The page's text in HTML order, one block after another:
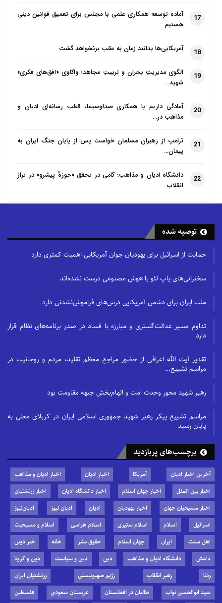
17
آماده توسعه همکاری علمی با مجلس برای تعمیق قوانین دینی
هستیم
18 آمریکایی‌ها بدانند زمان به عقب برنخواهد گشت
19
الگوی مدیریتِ بحران و تربیتِ مجاهد؛ واکاوی «افق‌های فکری»
شهید…
20
آمادگی داریم با همکاری صداوسیما، قطب رسانه‌ای ادیان و
مذاهب در…
21
ترامپ از رهبران مسلمان خواست پس از پایان جنگ ایران به
پیمان…
22
دانشگاه ادیان و مذاهب؛ گامی در تحقق «حوزهٔ پیشرو» در تراز
انقلاب
توصیه شده
حمایت از اسرائیل برای یهودیان جوان آمریکایی اهمیت کمتری دارد
سخنرانی‌های پاپ لئو با هوش مصنوعی درست نشده‌اند
ملت ایران برای دشمن آمریکایی درس‌های فراموش‌نشدنی دارد
تداوم مسیر عدالت‌گستری و مبارزه با فساد در صدر برنامه‌های نظام قرار
دارد
تقدیر آیت الله اعرافی از حضور مراجع معظم تقلید، مردم و روحانیت در
مراسم تشییع…
رهبر شهید محور وحدت امت و الهام‌بخش جبهه مقاومت بود
مراسم تشییع پیکر رهبر شهید جمهوری اسلامی ایران در کربلای معلی به
پایان رسید
برچسب‌های پربازدید
آخرین اخبار ادیان آمریکا اخبار ادیان
اخبار ادیان و مذاهب
اخبار بین الملل
اخبار جهان اسلام اخبار دانشگاه ادیان
اخبار زرتشتیان
اخبار مسیحیان جهان
اخبار یهودیان ادیان ادیان نیوز
ادیان‌نیوز
اسرائیل
اسلام اسلام ستیزی اسلام هراسی
اسلام و مسیحیت
اهل سنت
ایران جهان اسلام حقوق بشر خانه
خبر دینی
داعش
دانشگاه ادیان و مذاهب دین دین و سیاست
دین و کرونا
ردنا
رهبر انقلاب رژیم صهیونیستی
زرتشتیان ایران
سید ابوالحسن نواب
طالبان در افغانستان عربستان سعودی فلسطین